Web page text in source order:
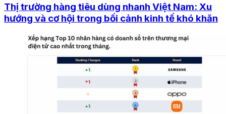
Thị trường hàng tiêu dùng nhanh Việt Nam: Xu
hướng và cơ hội trong bối cảnh kinh tế khó khăn